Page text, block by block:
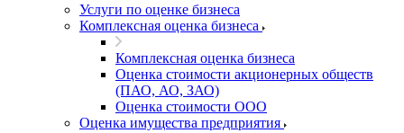
Услуги по оценке бизнеса
Комплексная оценка бизнеса
Комплексная оценка бизнеса
Оценка стоимости акционерных обществ
(ПАО, АО, ЗАО)
Оценка стоимости ООО
Оценка имущества предприятия